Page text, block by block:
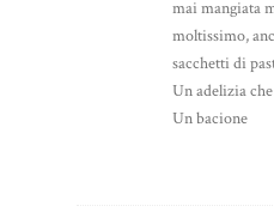
mai mangiata
moltissimo,
sacchetti di
Un adelizia
Un bacione